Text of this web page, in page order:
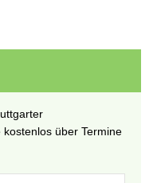
über Termine